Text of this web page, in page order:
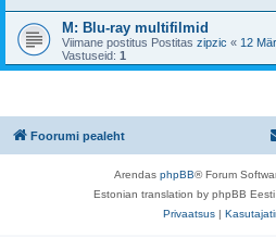
M: Blu-ray multifilmid
Viimane postitus Postitas zipzic « 12
Vastuseid: 1
Foorumi pealeht
Arendas phpBB® Forum
Estonian translation by phpBB
Privaatsus |